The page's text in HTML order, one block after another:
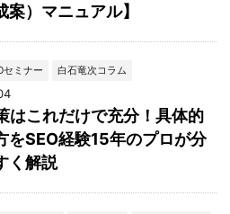
案）マニュアル】
セミナー 白石竜次コラム
はこれだけで充分！具体的
をSEO経験15年のプロが分
く解説